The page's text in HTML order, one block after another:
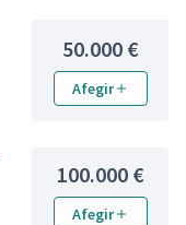
50.000 €
Afegir
100.000 €
Afegir